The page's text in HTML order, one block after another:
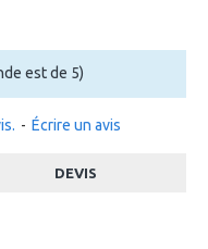
- Écrire un avis
est de 5)
DEVIS